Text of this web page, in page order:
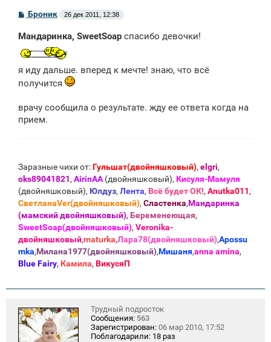
С
о
б
е
и
е
Броник 26 дек 2011, 12:38
Мандаринка, SweetSoap спасибо девочки!
я иду дальше. вперед к мечте! знаю, что всё
получится
врачу сообщила о результате. жду ее ответа когда на
прием.
Заразные чихи от:Гульшат(двойняшковый), elgri,
oks89041821, AirinAA(двойняшковый), Кисуля-Мамуля
(двойняшковый), Юлдуз, Лента, Всё будет ОК!, Anutka011,
СветланаVer(двойняшковый), Сластенка,Мандаринка
(мамский двойняшковый), Беременеющая,
SweetSoap(двойняшковый), Veronika-
двойняшковый,maturka,Лара78(двойняшковый),Apossu
mka,Милана1977(двойняшковый),Мишаня,anna amina,
Blue Fаiry, Камила, ВикусяП
Трудный подросток
Сообщения: 563
Зарегистрирован: 06 мар 2010, 17:52
Поблагодарили: 18 раз